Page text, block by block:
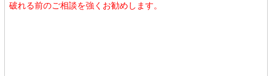
破れる前のご相談を強くお勧めします。